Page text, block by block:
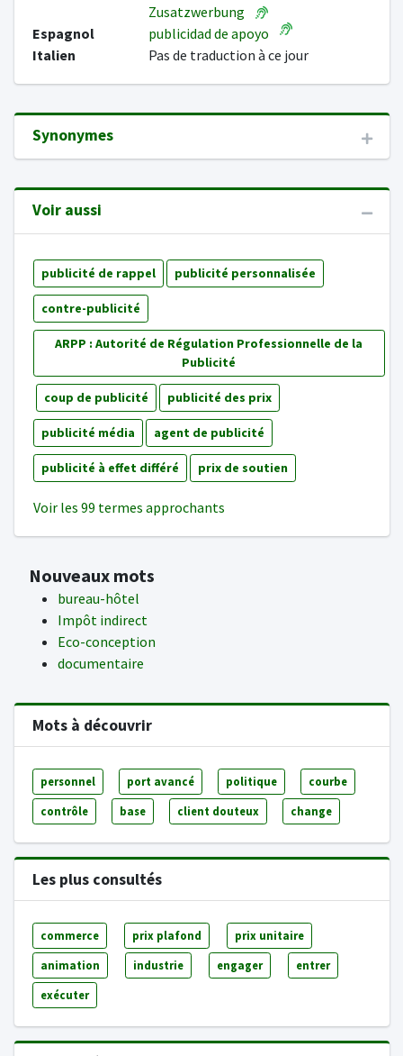
Zusatzwerbung
Espagnol
publicidad de apoyo
Italien
Pas de traduction à ce jour
Synonymes
Voir aussi
publicité de rappel publicité personnalisée
contre-publicité
ARPP : Autorité de Régulation Professionnelle de la
Publicité
coup de publicité publicité des prix
publicité média agent de publicité
publicité à effet différé prix de soutien
Voir les 99 termes approchants
Nouveaux mots
bureau-hôtel
Impôt indirect
Eco-conception
documentaire
Mots à découvrir
personnel port avancé politique courbe
contrôle base client douteux change
Les plus consultés
commerce prix plafond prix unitaire
animation industrie engager entrer
exécuter